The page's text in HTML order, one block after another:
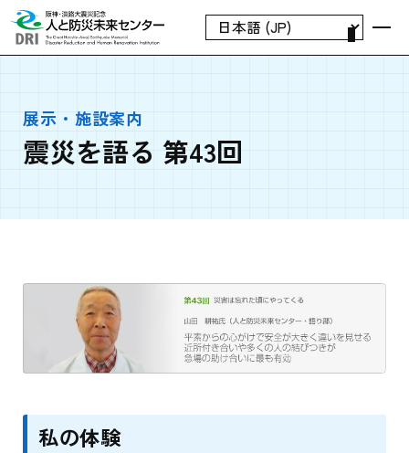
展示・施設案内
震災を語る 第43回
私の体験